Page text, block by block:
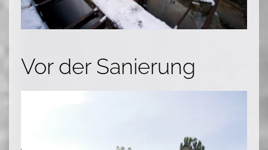
Vor der Sanierung